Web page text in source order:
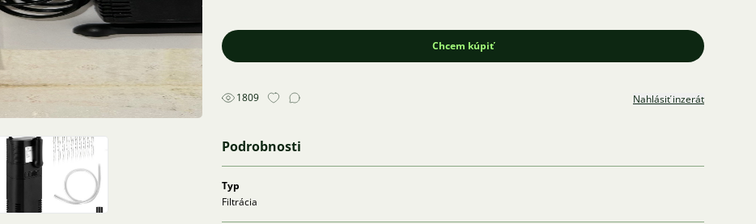
Chcem kúpiť
1809 Nahlásiť inzerát
Podrobnosti
Typ
Filtrácia